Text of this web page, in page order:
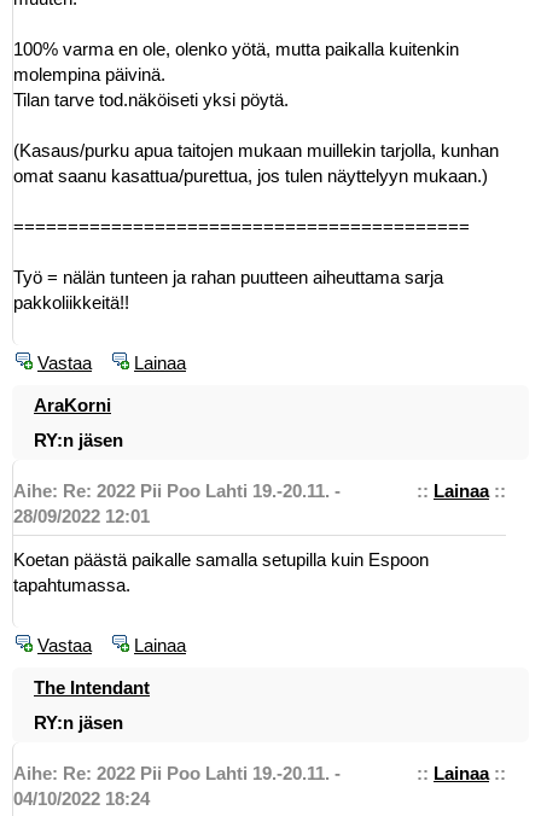
100% varma en ole, olenko yötä, mutta paikalla kuitenkin
molempina päivinä.
Tilan tarve tod.näköiseti yksi pöytä.
(Kasaus/purku apua taitojen mukaan muillekin tarjolla, kunhan
omat saanu kasattua/purettua, jos tulen näyttelyyn mukaan.)
==========================================
Työ = nälän tunteen ja rahan puutteen aiheuttama sarja
pakkoliikkeitä!!
Vastaa Lainaa
AraKorni
RY:n jäsen
:: Lainaa::
Aihe: Re: 2022 Pii Poo Lahti 19.-20.11. -
28/09/2022 12:01
Koetan päästä paikalle samalla setupilla kuin Espoon
tapahtumassa.
Vastaa Lainaa
The Intendant
RY:n jäsen
:: Lainaa::
Aihe: Re: 2022 Pii Poo Lahti 19.-20.11. -
04/10/2022 18:24